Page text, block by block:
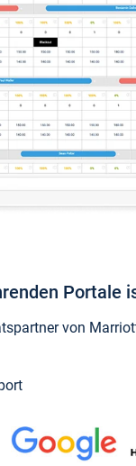
Portale
von